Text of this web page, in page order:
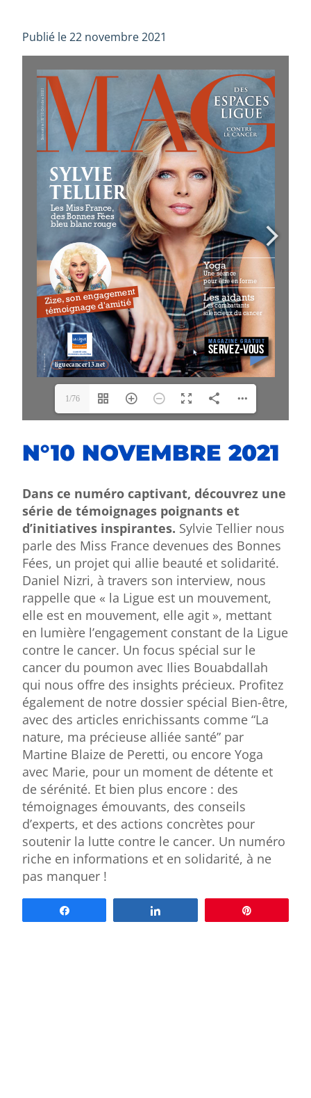
Publié le 22 novembre 2021
1/76
N°10 NOVEMBRE 2021
Dans ce numéro captivant, découvrez une
série de témoignages poignants et
d’initiatives inspirantes. Sylvie Tellier nous
parle des Miss France devenues des Bonnes
Fées, un projet qui allie beauté et solidarité.
Daniel Nizri, à travers son interview, nous
rappelle que « la Ligue est un mouvement,
elle est en mouvement, elle agit », mettant
en lumière l’engagement constant de la Ligue
contre le cancer. Un focus spécial sur le
cancer du poumon avec Ilies Bouabdallah
qui nous offre des insights précieux. Profitez
également de notre dossier spécial Bien-être,
avec des articles enrichissants comme “La
nature, ma précieuse alliée santé” par
Martine Blaize de Peretti, ou encore Yoga
avec Marie, pour un moment de détente et
de sérénité. Et bien plus encore : des
témoignages émouvants, des conseils
d’experts, et des actions concrètes pour
soutenir la lutte contre le cancer. Un numéro
riche en informations et en solidarité, à ne
pas manquer !